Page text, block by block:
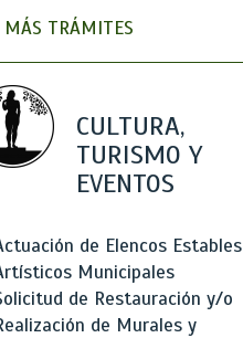
TRÁMITES
CULTURA,
TURISMO Y
EVENTOS
de Elencos Estables
Municipales
de Restauración y/o
de Murales y